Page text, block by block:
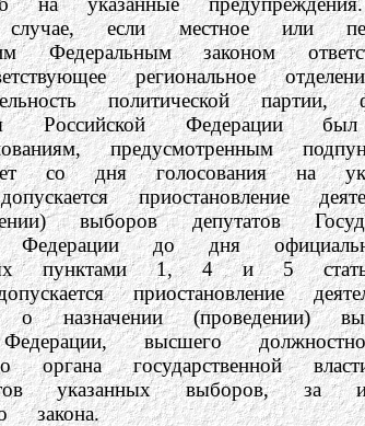
или первичное
Федеральным законом
региональное
партии,
Российской
предусмотренным
со дня голосования на
выборов депутатов
Федерации до дня
пунктами 1, 4 и 5
назначении (проведении)
высшего
органа государственной
указанных
закона.